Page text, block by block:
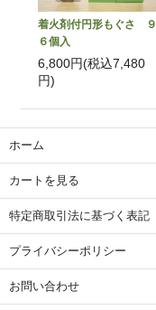
着火剤付円形もぐさ ９
６個入
6,800円(税込7,480
円)
ホーム
カートを見る
特定商取引法に基づく表記
プライバシーポリシー
お問い合わせ